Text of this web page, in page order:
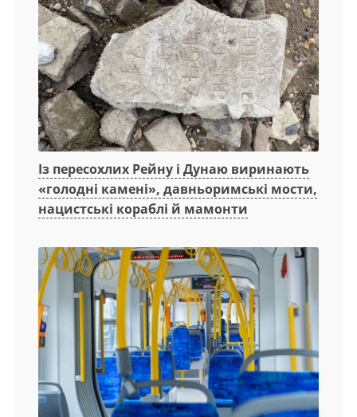
Із пересохлих Рейну і Дунаю виринають
«голодні камені», давньоримські мости,
нацистські кораблі й мамонти